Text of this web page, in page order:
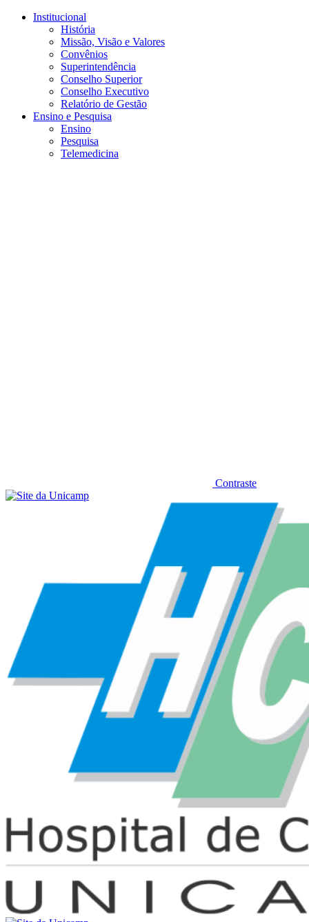
Conteúdo principal
Institucional
História
Missão, Visão e Valores
Convênios
Superintendência
Conselho Superior
Conselho Executivo
Relatório de Gestão
Ensino e Pesquisa
Ensino
Pesquisa
Telemedicina
Contraste